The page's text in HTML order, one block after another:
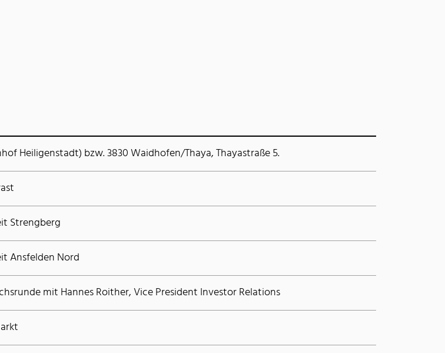
Heiligenstadt) bzw. 3830 Waidhofen/Thaya, Thayastraße 5.
Strengberg
Ansfelden Nord
mit Hannes Roither, Vice President Investor Relations